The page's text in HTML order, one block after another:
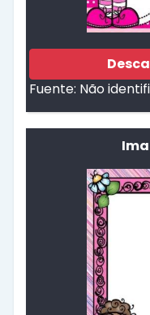
Fuente: Não